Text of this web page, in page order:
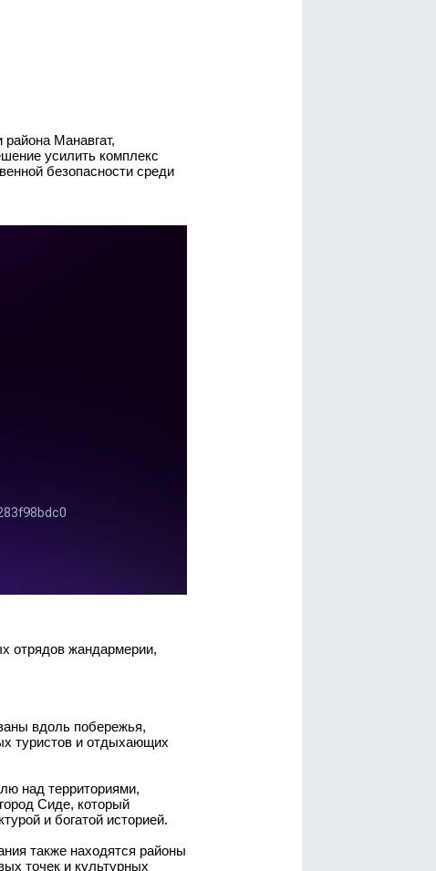
района Манавгат,
усилить комплекс
безопасности среди
отрядов жандармерии,
вдоль побережья,
туристов и отдыхающих
над территориями,
Сиде, который
и богатой историей.
также находятся районы
точек и культурных